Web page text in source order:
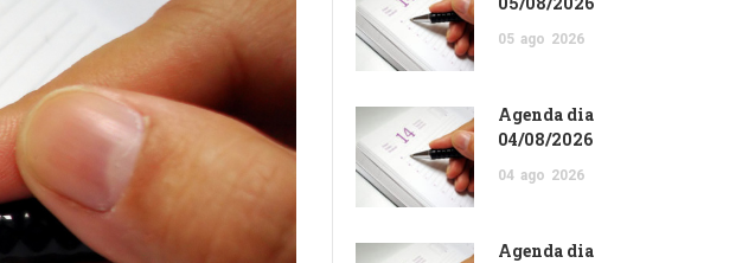
05 ago 2026
Agenda dia
04/08/2026
04 ago 2026
Agenda dia